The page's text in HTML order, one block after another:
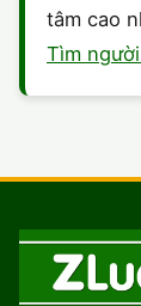
tâm cao
Tìm